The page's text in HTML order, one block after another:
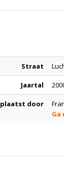
Straat
Jaartal
door
Ga